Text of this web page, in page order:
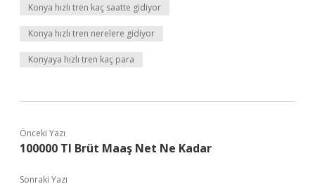
Konya hızlı tren kaç saatte gidiyor
Konya hızlı tren nerelere gidiyor
Konyaya hızlı tren kaç para
Önceki Yazı
100000 Tl Brüt Maaş Net Ne Kadar
Sonraki Yazı